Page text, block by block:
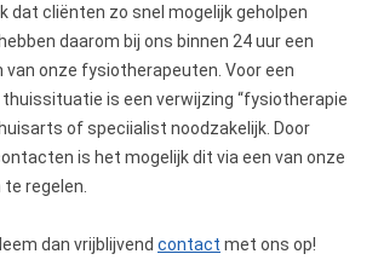
dat cliënten zo snel mogelijk geholpen
daarom bij ons binnen 24 uur een
onze fysiotherapeuten. Voor een
thuissituatie is een verwijzing “fysiotherapie
of speciialist noodzakelijk. Door
is het mogelijk dit via een van onze
regelen.
dan vrijblijvend contact met ons op!